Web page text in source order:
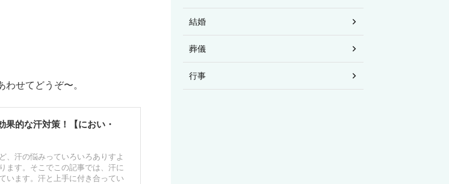
せてどうぞ〜。
果的な汗対策！【におい・
、汗の悩みっていろいろありすよ
ます。そこでこの記事では、汗に
います。汗と上手に付き合ってい
結婚
葬儀
行事